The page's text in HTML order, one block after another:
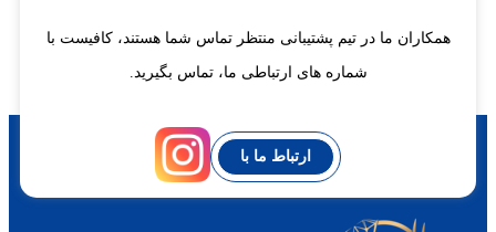
همکاران ما در تیم پشتیبانی منتظر تماس شما هستند، کافیست با
شماره های ارتباطی ما، تماس بگیرید.
ارتباط ما با